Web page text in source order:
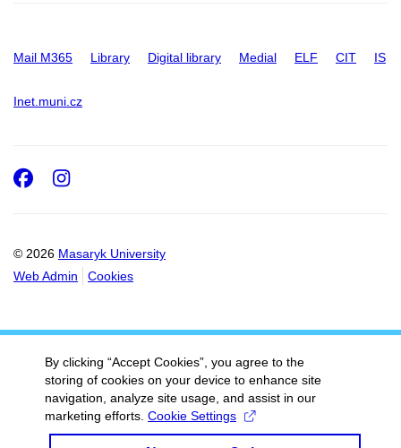
Mail M365 Library Digital library Medial ELF CIT IS
Inet.muni.cz
© 2026 Masaryk University
Web Admin
Cookies
Facebook
Instagram
By clicking “Accept Cookies”, you agree to the
storing of cookies on your device to enhance site
navigation, analyze site usage, and assist in our
marketing efforts. Cookie Settings